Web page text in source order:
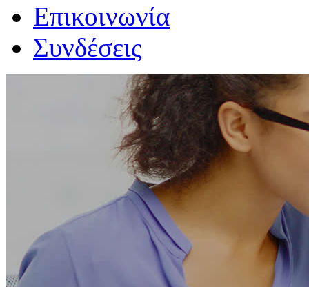
Επικοινωνία
Συνδέσεις